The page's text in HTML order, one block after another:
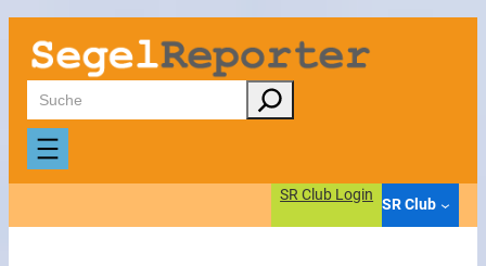
Zum
Inhalt
springen
Suchen
SR Club Login
SR Club